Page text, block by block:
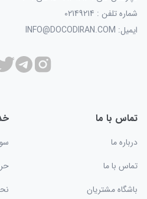
شماره تلفن : 02149214
ایمیل: INFO@DOCODIRAN.COM
تماس با ما
درباره ما
تماس با ما
باشگاه مشتریان